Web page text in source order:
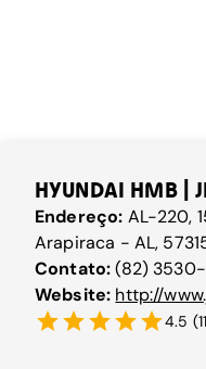
HYUNDAI HMB |
Endereço: AL-220,
Arapiraca - AL,
Contato:(82)
Website: http://
4.5 (